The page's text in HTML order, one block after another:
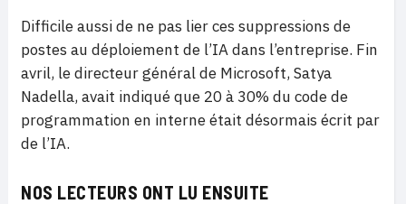
Difficile aussi de ne pas lier ces suppressions de
postes au déploiement de l’IA dans l’entreprise. Fin
avril, le directeur général de Microsoft, Satya
Nadella, avait indiqué que 20 à 30% du code de
programmation en interne était désormais écrit par
de l’IA.
NOS LECTEURS ONT LU ENSUITE